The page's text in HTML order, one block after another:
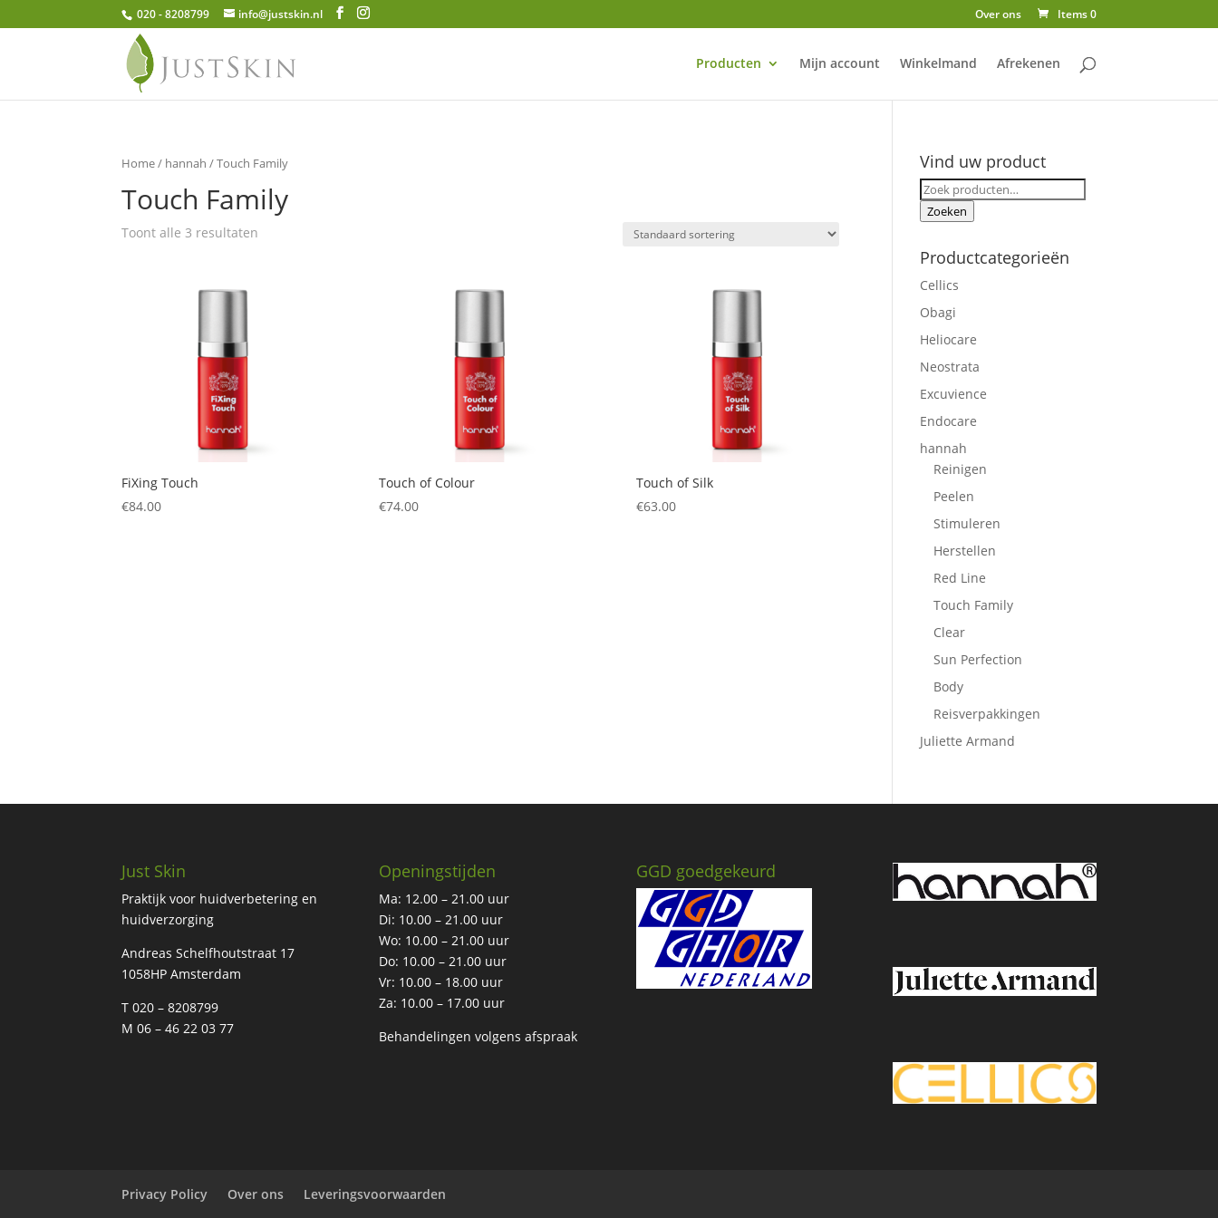
020 - 8208799 info@justskin.nl Over ons Items 0
Producten Mijn account Winkelmand Afrekenen
Home/ hannah / Touch Family
Touch Family
Toont alle 3 resultaten
FiXing Touch
€84.00
Touch of Colour
€74.00
Touch of Silk
€63.00
Vind uw product
Zoeken
naar:
Zoeken
Productcategorieën
Cellics
Obagi
Heliocare
Neostrata
Excuvience
Endocare
hannah
Reinigen
Peelen
Stimuleren
Herstellen
Red Line
Touch Family
Clear
Sun Perfection
Body
Reisverpakkingen
Juliette Armand
Just Skin
Praktijk voor huidverbetering en
huidverzorging
Andreas Schelfhoutstraat 17
1058HP Amsterdam
T 020 – 8208799
M 06 – 46 22 03 77
Openingstijden
Ma: 12.00 – 21.00 uur
Di: 10.00 – 21.00 uur
Wo: 10.00 – 21.00 uur
Do: 10.00 – 21.00 uur
Vr: 10.00 – 18.00 uur
Za: 10.00 – 17.00 uur
Behandelingen volgens afspraak
GGD goedgekeurd
Privacy Policy Over ons Leveringsvoorwaarden